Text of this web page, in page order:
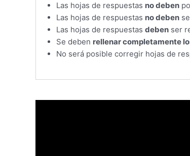
Las hojas de respuestas no deben
Las hojas de respuestas no deben
Las hojas de respuestas debenser
Se deben rellenar completamente
No será posible corregir hojas de